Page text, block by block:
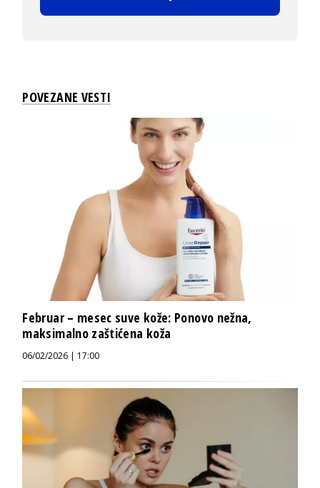
POVEZANE VESTI
Februar – mesec suve kože: Ponovo nežna,
maksimalno zaštićena koža
06/02/2026 | 17:00